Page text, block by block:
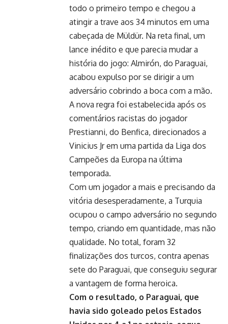
todo o primeiro tempo e chegou a
atingir a trave aos 34 minutos em uma
cabeçada de Müldür. Na reta final, um
lance inédito e que parecia mudar a
história do jogo: Almirón, do Paraguai,
acabou expulso por se dirigir a um
adversário cobrindo a boca com a mão.
A nova regra foi estabelecida após os
comentários racistas do jogador
Prestianni, do Benfica, direcionados a
Vinicius Jr em uma partida da Liga dos
Campeões da Europa na última
temporada.
Com um jogador a mais e precisando da
vitória desesperadamente, a Turquia
ocupou o campo adversário no segundo
tempo, criando em quantidade, mas não
qualidade. No total, foram 32
finalizações dos turcos, contra apenas
sete do Paraguai, que conseguiu segurar
a vantagem de forma heroica.
Com o resultado, o Paraguai, que
havia sido goleado pelos Estados